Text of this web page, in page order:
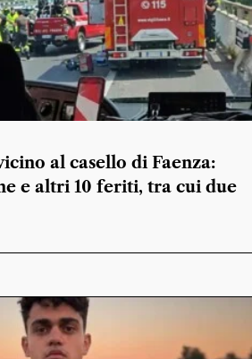
al casello di Faenza:
e altri 10 feriti, tra cui due